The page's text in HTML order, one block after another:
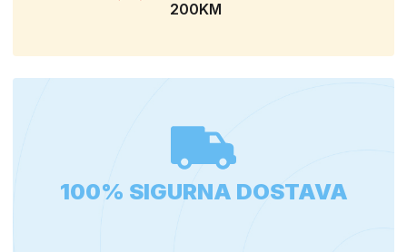
200KM
100% SIGURNA DOSTAVA